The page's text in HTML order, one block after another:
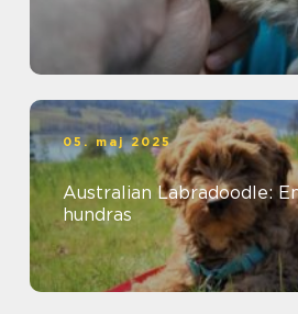
05. maj 2025
Australian Labradoodle:
hundras